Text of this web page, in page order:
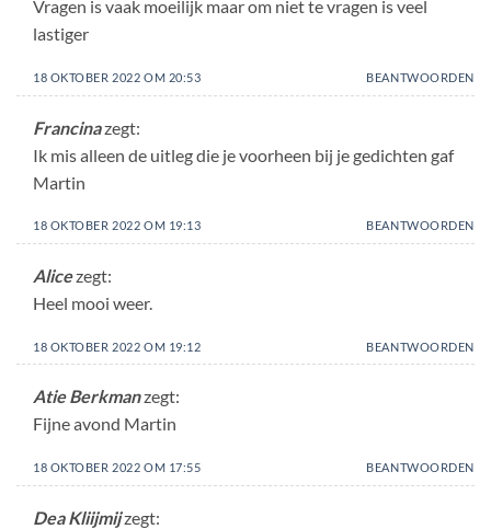
Vragen is vaak moeilijk maar om niet te vragen is veel
lastiger
18 OKTOBER 2022 OM 20:53 BEANTWOORDEN
Francinazegt:
Ik mis alleen de uitleg die je voorheen bij je gedichten gaf
Martin
18 OKTOBER 2022 OM 19:13 BEANTWOORDEN
Alicezegt:
Heel mooi weer.
18 OKTOBER 2022 OM 19:12 BEANTWOORDEN
Atie Berkmanzegt:
Fijne avond Martin
18 OKTOBER 2022 OM 17:55 BEANTWOORDEN
Dea Kliijmijzegt: